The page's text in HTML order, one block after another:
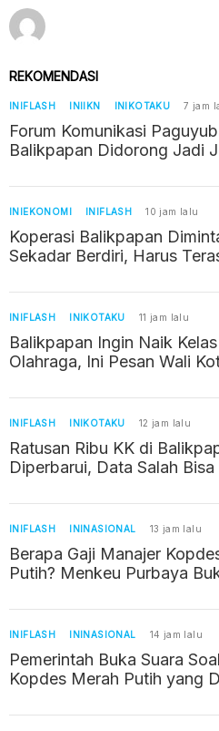
REKOMENDASI
INIFLASH INIIKN INIKOTAKU 7 jam
Forum Komunikasi
Balikpapan Didorong Jadi
INIEKONOMI INIFLASH 10 jam lalu
Koperasi Balikpapan
Sekadar Berdiri, Harus
INIFLASH INIKOTAKU 11 jam lalu
Balikpapan Ingin Naik
Olahraga, Ini Pesan Wali
INIFLASH INIKOTAKU 12 jam lalu
Ratusan Ribu KK di
Diperbarui, Data Salah Bisa
INIFLASH ININASIONAL 13 jam lalu
Berapa Gaji Manajer
Putih? Menkeu Purbaya
INIFLASH ININASIONAL 14 jam lalu
Pemerintah Buka Suara
Kopdes Merah Putih yang